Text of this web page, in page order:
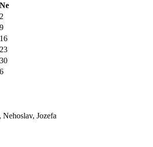
Ne
2
9
16
23
30
6
, Nehoslav, Jozefa